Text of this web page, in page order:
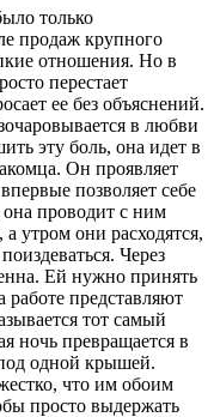
только
продаж крупного
отношения. Но в
перестает
ее без объяснений.
в любви
эту боль, она идет в
Он проявляет
позволяет себе
проводит с ним
а утром они расходятся,
Через
Ей нужно принять
работе представляют
тот самый
ночь превращается в
одной крышей.
что им обоим
просто выдержать